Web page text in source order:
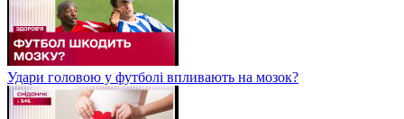
Удари головою у футболі впливають на мозок?